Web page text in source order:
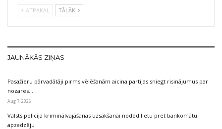
ATPAKAĻ TĀLĀK
JAUNĀKĀS ZIŅAS
Pasažieru pārvadātāji pirms vēlēšanām aicina partijas sniegt risinājumus par
nozares…
Aug 7, 2026
Valsts policija kriminālvajāšanas uzsākšanai nodod lietu pret bankomātu
apzadzēju